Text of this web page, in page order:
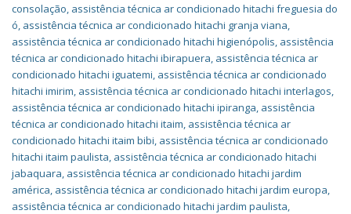
consolação, assistência técnica ar condicionado hitachi freguesia do
ó, assistência técnica ar condicionado hitachi granja viana,
assistência técnica ar condicionado hitachi higienópolis, assistência
técnica ar condicionado hitachi ibirapuera, assistência técnica ar
condicionado hitachi iguatemi, assistência técnica ar condicionado
hitachi imirim, assistência técnica ar condicionado hitachi interlagos,
assistência técnica ar condicionado hitachi ipiranga, assistência
técnica ar condicionado hitachi itaim, assistência técnica ar
condicionado hitachi itaim bibi, assistência técnica ar condicionado
hitachi itaim paulista, assistência técnica ar condicionado hitachi
jabaquara, assistência técnica ar condicionado hitachi jardim
américa, assistência técnica ar condicionado hitachi jardim europa,
assistência técnica ar condicionado hitachi jardim paulista,